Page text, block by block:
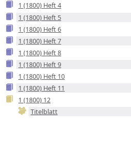
1 (1800) Heft 4
1 (1800) Heft 5
1 (1800) Heft 6
1 (1800) Heft 7
1 (1800) Heft 8
1 (1800) Heft 9
1 (1800) Heft 10
1 (1800) Heft 11
1 (1800) 12
Titelblatt